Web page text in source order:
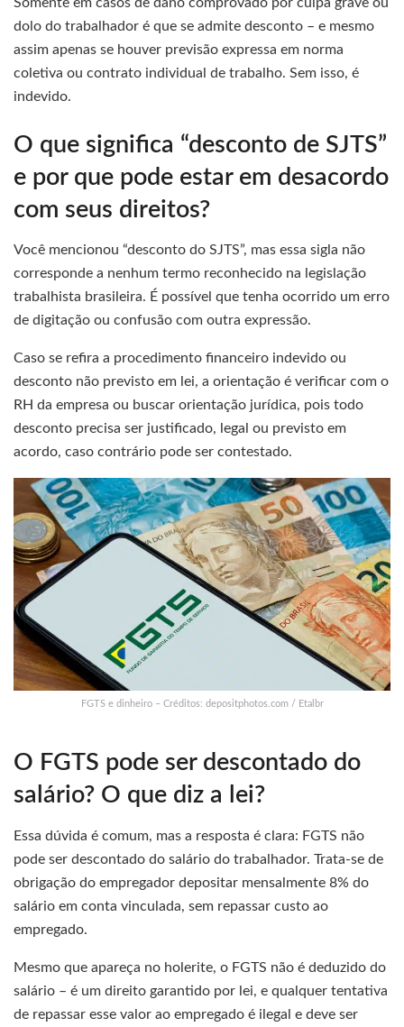
Somente em casos de dano comprovado por culpa grave ou
dolo do trabalhador é que se admite desconto – e mesmo
assim apenas se houver previsão expressa em norma
coletiva ou contrato individual de trabalho. Sem isso, é
indevido.
O que significa “desconto de SJTS”
e por que pode estar em desacordo
com seus direitos?
Você mencionou “desconto do SJTS”, mas essa sigla não
corresponde a nenhum termo reconhecido na legislação
trabalhista brasileira. É possível que tenha ocorrido um erro
de digitação ou confusão com outra expressão.
Caso se refira a procedimento financeiro indevido ou
desconto não previsto em lei, a orientação é verificar com o
RH da empresa ou buscar orientação jurídica, pois todo
desconto precisa ser justificado, legal ou previsto em
acordo, caso contrário pode ser contestado.
FGTS e dinheiro – Créditos: depositphotos.com / Etalbr
O FGTS pode ser descontado do
salário? O que diz a lei?
Essa dúvida é comum, mas a resposta é clara: FGTS não
pode ser descontado do salário do trabalhador. Trata-se de
obrigação do empregador depositar mensalmente 8% do
salário em conta vinculada, sem repassar custo ao
empregado.
Mesmo que apareça no holerite, o FGTS não é deduzido do
salário – é um direito garantido por lei, e qualquer tentativa
de repassar esse valor ao empregado é ilegal e deve ser